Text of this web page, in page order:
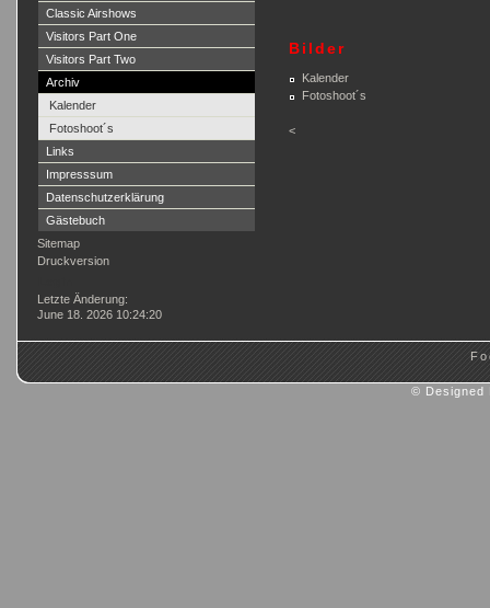
Classic Airshows
Visitors Part One
Visitors Part Two
Archiv
Kalender
Fotoshoot´s
Links
Impresssum
Datenschutzerklärung
Gästebuch
Sitemap
Druckversion
Letzte Änderung:
June 18. 2026 10:24:20
Bilder
Kalender
Fotoshoot´s
<
© Designed